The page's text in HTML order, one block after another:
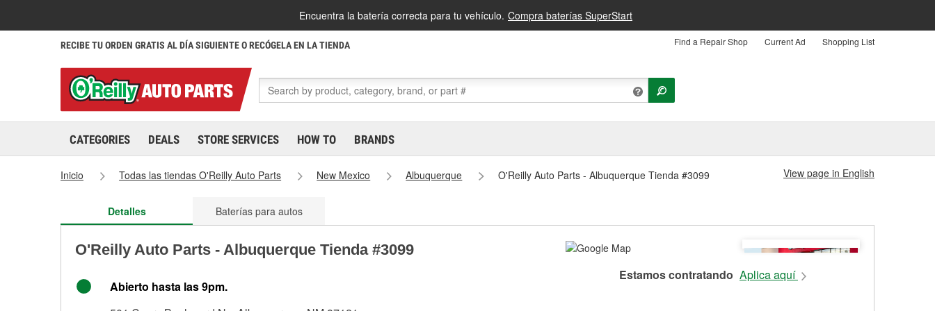
Encuentra la batería correcta para tu vehículo. Compra baterías SuperStart
RECIBE TU ORDEN GRATIS AL DÍA SIGUIENTE O RECÓGELA EN LA TIENDA Find a Repair Shop Current Ad Shopping List
CATEGORIES DEALS STORE SERVICES HOW TO BRANDS
Inicio Todas las tiendas O'Reilly Auto Parts New Mexico Albuquerque O'Reilly Auto Parts - Albuquerque Tienda #3099 View page in English
Detalles Baterías para autos
O'Reilly Auto Parts - Albuquerque Tienda #3099
Abierto hasta las 9pm.
Estamos contratando Aplica aquí